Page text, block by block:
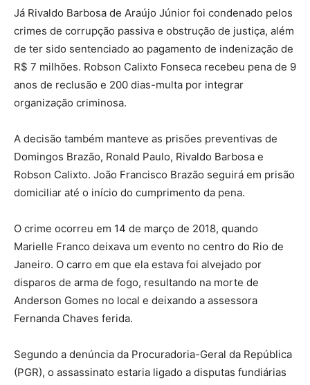
Já Rivaldo Barbosa de Araújo Júnior foi condenado pelos
crimes de corrupção passiva e obstrução de justiça, além
de ter sido sentenciado ao pagamento de indenização de
R$ 7 milhões. Robson Calixto Fonseca recebeu pena de 9
anos de reclusão e 200 dias-multa por integrar
organização criminosa.
A decisão também manteve as prisões preventivas de
Domingos Brazão, Ronald Paulo, Rivaldo Barbosa e
Robson Calixto. João Francisco Brazão seguirá em prisão
domiciliar até o início do cumprimento da pena.
O crime ocorreu em 14 de março de 2018, quando
Marielle Franco deixava um evento no centro do Rio de
Janeiro. O carro em que ela estava foi alvejado por
disparos de arma de fogo, resultando na morte de
Anderson Gomes no local e deixando a assessora
Fernanda Chaves ferida.
Segundo a denúncia da Procuradoria-Geral da República
(PGR), o assassinato estaria ligado a disputas fundiárias